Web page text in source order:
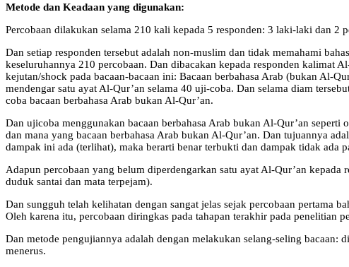
Metode dan Keadaan yang digunakan:
Percobaan dilakukan selama 210 kali kepada 5 responden: 3 laki-laki dan 2
Dan setiap responden tersebut adalah non-muslim dan tidak memahami
keseluruhannya 210 percobaan. Dan dibacakan kepada responden kalimat
kejutan/shock pada bacaan-bacaan ini: Bacaan berbahasa Arab (bukan Al-
mendengar satu ayat Al-Qur’an selama 40 uji-coba. Dan selama diam
coba bacaan berbahasa Arab bukan Al-Qur’an.
Dan ujicoba menggunakan bacaan berbahasa Arab bukan Al-Qur’an
dan mana yang bacaan berbahasa Arab bukan Al-Qur’an. Dan tujuannya
dampak ini ada (terlihat), maka berarti benar terbukti dan dampak tidak ada
Adapun percobaan yang belum diperdengarkan satu ayat Al-Qur’an
duduk santai dan mata terpejam).
Dan sungguh telah kelihatan dengan sangat jelas sejak percobaan pertama
Oleh karena itu, percobaan diringkas pada tahapan terakhir pada penelitian
Dan metode pengujiannya adalah dengan melakukan selang-seling bacaan:
menerus.